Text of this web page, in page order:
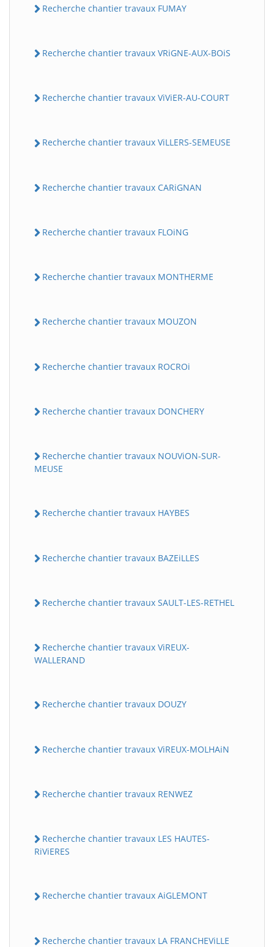
Recherche chantier travaux FUMAY
Recherche chantier travaux VRiGNE-AUX-BOiS
Recherche chantier travaux ViViER-AU-COURT
Recherche chantier travaux ViLLERS-SEMEUSE
Recherche chantier travaux CARiGNAN
Recherche chantier travaux FLOiNG
Recherche chantier travaux MONTHERME
Recherche chantier travaux MOUZON
Recherche chantier travaux ROCROi
Recherche chantier travaux DONCHERY
Recherche chantier travaux NOUViON-SUR-
MEUSE
Recherche chantier travaux HAYBES
Recherche chantier travaux BAZEiLLES
Recherche chantier travaux SAULT-LES-RETHEL
Recherche chantier travaux ViREUX-
WALLERAND
Recherche chantier travaux DOUZY
Recherche chantier travaux ViREUX-MOLHAiN
Recherche chantier travaux RENWEZ
Recherche chantier travaux LES HAUTES-
RiViERES
Recherche chantier travaux AiGLEMONT
Recherche chantier travaux LA FRANCHEViLLE